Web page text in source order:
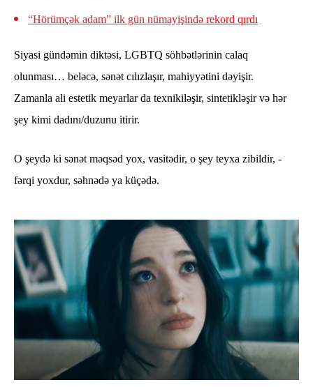
“Hörümçək adam” ilk gün nümayişində rekord qırdı
Siyasi gündəmin diktəsi, LGBTQ söhbətlərinin calaq
olunması… beləcə, sənət cılızlaşır, mahiyyətini dəyişir.
Zamanla ali estetik meyarlar da texnikiləşir, sintetikləşir və hər
şey kimi dadını/duzunu itirir.
O şeydə ki sənət məqsəd yox, vasitədir, o şey teyxa zibildir, -
fərqi yoxdur, səhnədə ya küçədə.